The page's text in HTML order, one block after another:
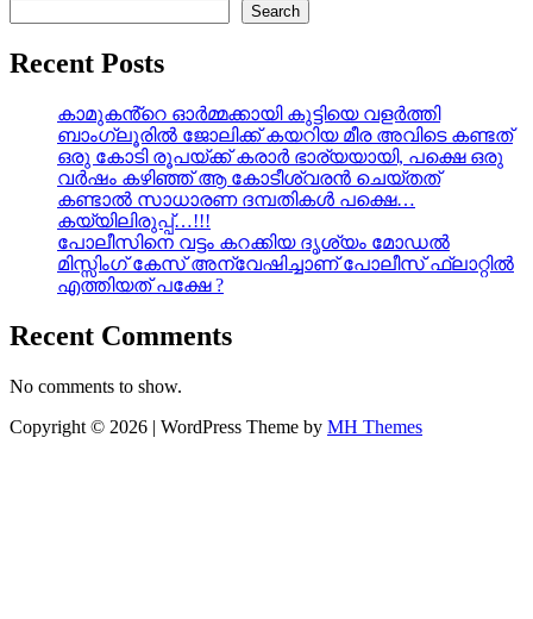
Search
Recent Posts
കാമുകൻ്റെ ഓർമ്മക്കായി കുട്ടിയെ വളർത്തി
ബാംഗ്ലൂരിൽ ജോലിക്ക് കയറിയ മീര അവിടെ കണ്ടത്
ഒരു കോടി രൂപയ്ക്ക് കരാർ ഭാര്യയായി, പക്ഷെ ഒരു
വർഷം കഴിഞ്ഞ് ആ കോടീശ്വരൻ ചെയ്തത്
കണ്ടാൽ സാധാരണ ദമ്പതികൾ പക്ഷെ…
കയ്യിലിരുപ്പ്…!!!
പോലീസിനെ വട്ടം കറക്കിയ ദൃശ്യം മോഡല്‍
മിസ്സിംഗ് കേസ് അന്വേഷിച്ചാണ് പോലീസ് ഫ്ലാറ്റിൽ
എത്തിയത് പക്ഷേ ?
Recent Comments
No comments to show.
Copyright © 2026 | WordPress Theme by MH Themes